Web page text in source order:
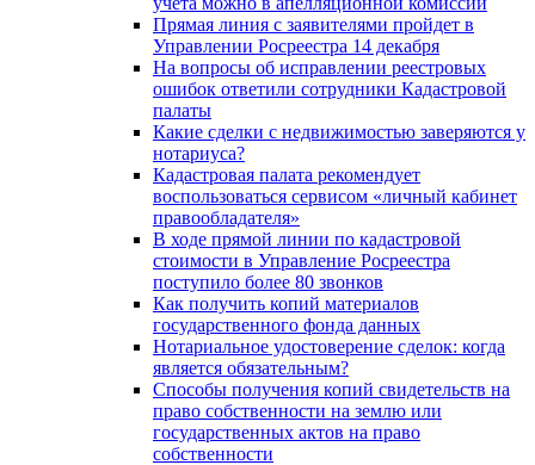
Прямая линия с заявителями пройдет в
Управлении Росреестра 14 декабря
На вопросы об исправлении реестровых
ошибок ответили сотрудники Кадастровой
палаты
Какие сделки с недвижимостью заверяются у
нотариуса?
Кадастровая палата рекомендует
воспользоваться сервисом «личный кабинет
правообладателя»
В ходе прямой линии по кадастровой
стоимости в Управление Росреестра
поступило более 80 звонков
Как получить копий материалов
государственного фонда данных
Нотариальное удостоверение сделок: когда
является обязательным?
Способы получения копий свидетельств на
право собственности на землю или
государственных актов на право
собственности